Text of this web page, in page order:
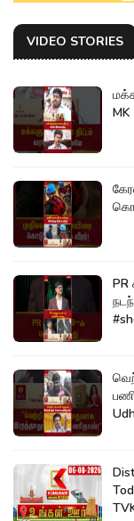
VIDEO STORIES
PR